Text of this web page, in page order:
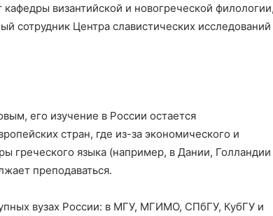
византийской и новогреческой филологии,
сотрудник Центра славистических исследований
его изучение в России остается
стран, где из-за экономического и
греческого языка (например, в Дании, Голландии
преподаваться.
вузах России: в МГУ, МГИМО, СПбГУ, КубГУ и